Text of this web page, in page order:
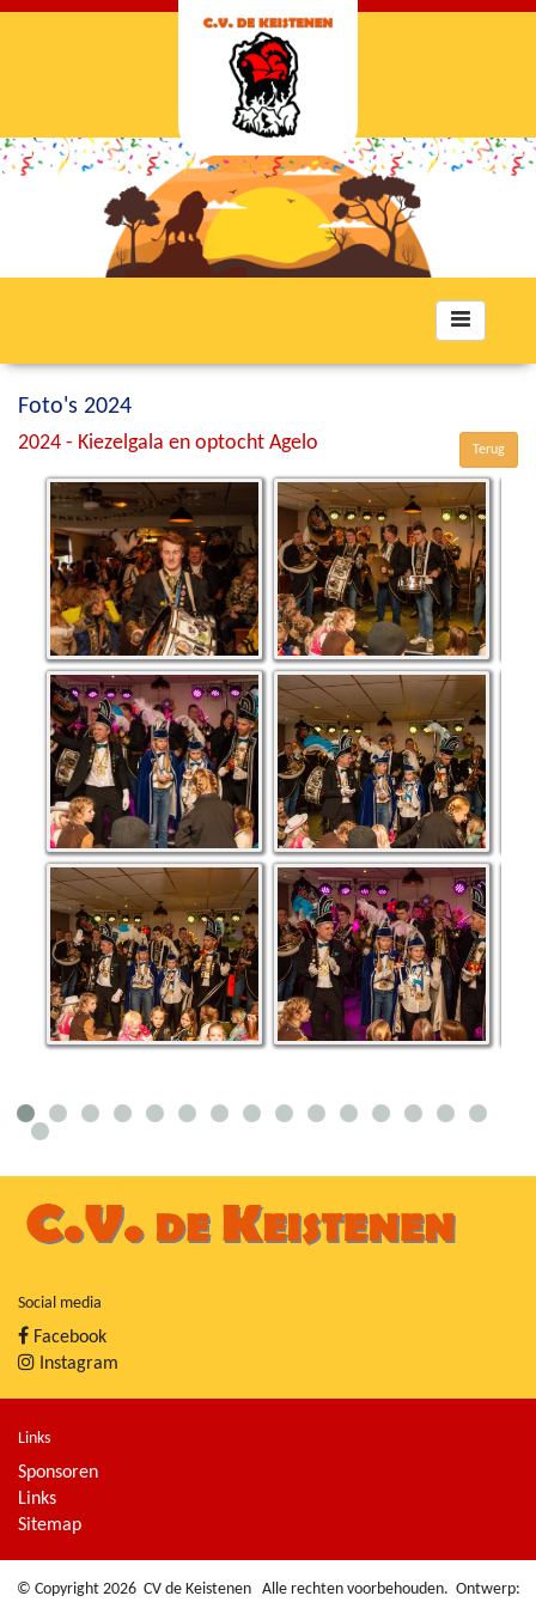
Toggle
navigation
Foto's 2024
2024 - Kiezelgala en optocht Agelo
Social media
Facebook
Instagram
Links
Sponsoren
Links
Sitemap
© Copyright 2026 CV de KeistenenAlle rechten voorbehouden. Ontwerp: